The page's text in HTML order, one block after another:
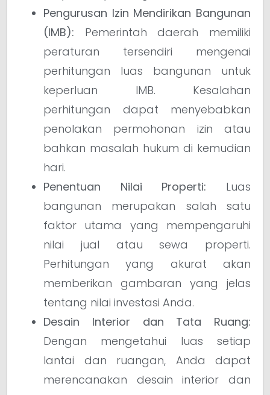
Pengurusan Izin Mendirikan Bangunan
(IMB): Pemerintah daerah memiliki
peraturan tersendiri mengenai
perhitungan luas bangunan untuk
keperluan IMB. Kesalahan
perhitungan dapat menyebabkan
penolakan permohonan izin atau
bahkan masalah hukum di kemudian
hari.
Penentuan Nilai Properti: Luas
bangunan merupakan salah satu
faktor utama yang mempengaruhi
nilai jual atau sewa properti.
Perhitungan yang akurat akan
memberikan gambaran yang jelas
tentang nilai investasi Anda.
Desain Interior dan Tata Ruang:
Dengan mengetahui luas setiap
lantai dan ruangan, Anda dapat
merencanakan desain interior dan